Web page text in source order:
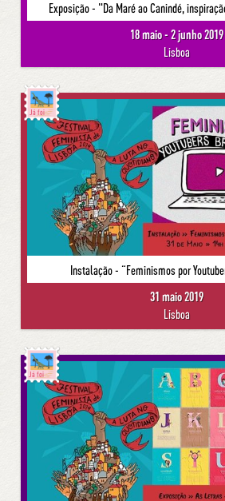
Exposição - "Da Maré ao Canindé,
18 maio - 2 junho 2019
Lisboa
Já foi
Instalação - “Feminismos por
31 maio 2019
Lisboa
Já foi